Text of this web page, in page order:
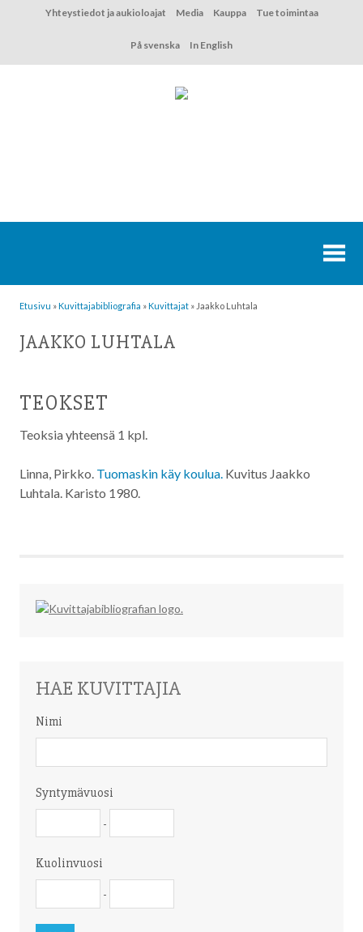
Yhteystiedot ja aukioloajat Media Kauppa Tue toimintaa
På svenska In English
Etusivu »Kuvittaja­bibliografia »Kuvittajat » Jaakko Luhtala
JAAKKO LUHTALA
TEOKSET
Teoksia yhteensä 1 kpl.
Linna, Pirkko. Tuomaskin käy koulua. Kuvitus Jaakko
Luhtala. Karisto 1980.
HAE KUVITTAJIA
Nimi
Syntymävuosi
-
Kuolinvuosi
-